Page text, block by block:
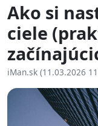
Ako si
ciele
iMan.sk (11.03.2026